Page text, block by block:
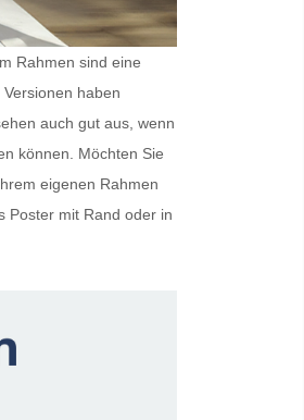
Rahmen sind eine
haben
auch gut aus, wenn
können. Möchten Sie
eigenen Rahmen
Poster mit Rand oder in